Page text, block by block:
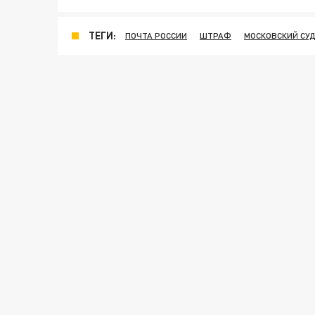
ТЕГИ: ПОЧТА РОССИИ ШТРАФ МОСКОВСКИЙ СУД